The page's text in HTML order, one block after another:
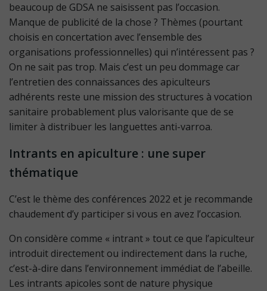
beaucoup de GDSA ne saisissent pas l’occasion.
Manque de publicité de la chose ? Thèmes (pourtant
choisis en concertation avec l’ensemble des
organisations professionnelles) qui n’intéressent pas ?
On ne sait pas trop. Mais c’est un peu dommage car
l’entretien des connaissances des apiculteurs
adhérents reste une mission des structures à vocation
sanitaire probablement plus valorisante que de se
limiter à distribuer les languettes anti-varroa.
Intrants en apiculture : une super
thématique
C’est le thème des conférences 2022 et je recommande
chaudement d’y participer si vous en avez l’occasion.
On considère comme « intrant » tout ce que l’apiculteur
introduit directement ou indirectement dans la ruche,
c’est-à-dire dans l’environnement immédiat de l’abeille.
Les intrants apicoles sont de nature physique